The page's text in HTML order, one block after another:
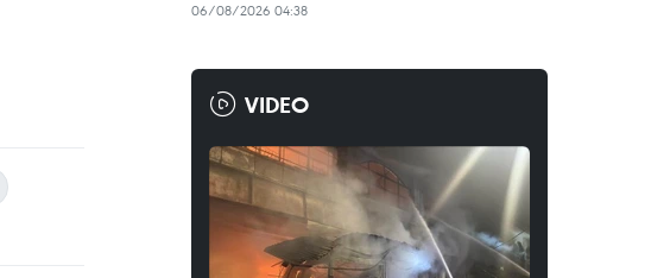
06/08/2026 04:38
VIDEO